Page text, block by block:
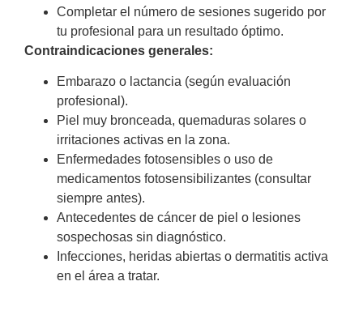
Completar el número de sesiones sugerido por
tu profesional para un resultado óptimo.
Contraindicaciones generales:
Embarazo o lactancia (según evaluación
profesional).
Piel muy bronceada, quemaduras solares o
irritaciones activas en la zona.
Enfermedades fotosensibles o uso de
medicamentos fotosensibilizantes (consultar
siempre antes).
Antecedentes de cáncer de piel o lesiones
sospechosas sin diagnóstico.
Infecciones, heridas abiertas o dermatitis activa
en el área a tratar.